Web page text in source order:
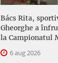
Bács Rita,
Gheorghe a
la Campionatul
6 aug 2026